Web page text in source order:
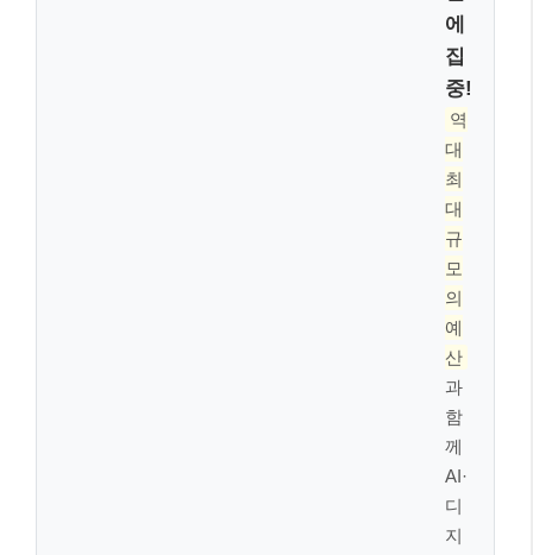
모두를 위한 따뜻한 변화, 2026년 일반
2026년은 전 국민의 삶의 질 향상을 위한 다양한 복지
기준 중위소득 인
은 생계급여, 의료급여 등 기초생활보장 수급자의 최
저생활 보장 수준을 크게 향상시킬 것입니다. 4인 가구
기준 월 최대 생계급여액은 2,078,316원으로 오르게 됩